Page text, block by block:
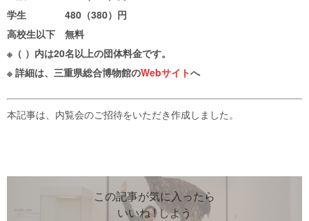
学生 480（380）円
高校生以下 無料
※（ ）内は20名以上の団体料金です。
※ 詳細は、三重県総合博物館のWebサイトへ
本記事は、内覧会のご招待をいただき作成しました。
この記事が気に入ったら
いいね ! しよう